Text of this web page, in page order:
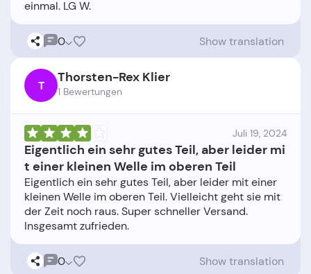
0 Show translation
T Thorsten-Rex Klier
1 Bewertungen
Juli 19, 2024
Eigentlich ein sehr gutes Teil, aber leider mi
t einer kleinen Welle im oberen Teil
Eigentlich ein sehr gutes Teil, aber leider mit einer
kleinen Welle im oberen Teil. Vielleicht geht sie mit
der Zeit noch raus. Super schneller Versand.
0 Show translation